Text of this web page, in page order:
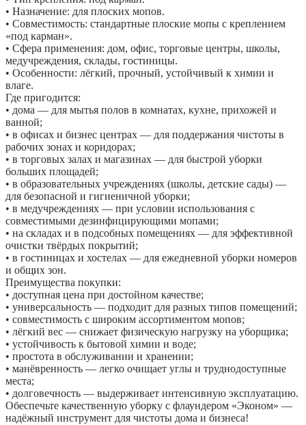
• Назначение: для плоских мопов.
• Совместимость: стандартные плоские мопы с креплением
«под карман».
• Сфера применения: дом, офис, торговые центры, школы,
медучреждения, склады, гостиницы.
• Особенности: лёгкий, прочный, устойчивый к химии и
влаге.
Где пригодится:
• дома — для мытья полов в комнатах, кухне, прихожей и
ванной;
• в офисах и бизнес центрах — для поддержания чистоты в
рабочих зонах и коридорах;
• в торговых залах и магазинах — для быстрой уборки
больших площадей;
• в образовательных учреждениях (школы, детские сады) —
для безопасной и гигиеничной уборки;
• в медучреждениях — при условии использования с
совместимыми дезинфицирующими мопами;
• на складах и в подсобных помещениях — для эффективной
очистки твёрдых покрытий;
• в гостиницах и хостелах — для ежедневной уборки номеров
и общих зон.
Преимущества покупки:
• доступная цена при достойном качестве;
• универсальность — подходит для разных типов помещений;
• совместимость с широким ассортиментом мопов;
• лёгкий вес — снижает физическую нагрузку на уборщика;
• устойчивость к бытовой химии и воде;
• простота в обслуживании и хранении;
• манёвренность — легко очищает углы и труднодоступные
места;
• долговечность — выдерживает интенсивную эксплуатацию.
Обеспечьте качественную уборку с флаундером «Эконом» —
надёжный инструмент для чистоты дома и бизнеса!